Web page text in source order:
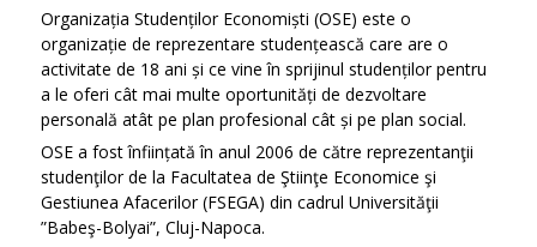
Organizația Studenților Economiști (OSE) este o
organizație de reprezentare studențească care are o
activitate de 18 ani și ce vine în sprijinul studenților pentru
a le oferi cât mai multe oportunități de dezvoltare
personală atât pe plan profesional cât și pe plan social.
OSE a fost înființată în anul 2006 de către reprezentanţii
studenţilor de la Facultatea de Ştiinţe Economice şi
Gestiunea Afacerilor (FSEGA) din cadrul Universităţii
”Babeş-Bolyai”, Cluj-Napoca.